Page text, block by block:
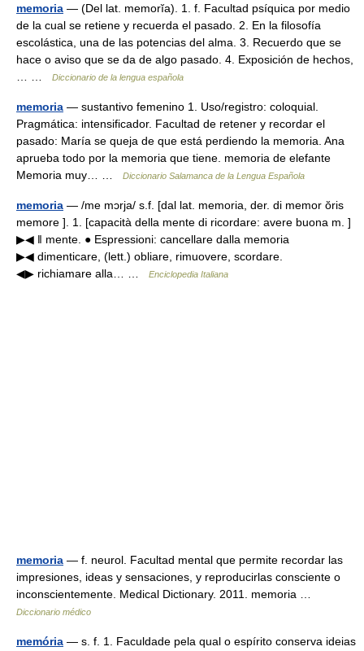
memoria — (Del lat. memorĭa). 1. f. Facultad psíquica por medio
de la cual se retiene y recuerda el pasado. 2. En la filosofía
escolástica, una de las potencias del alma. 3. Recuerdo que se
hace o aviso que se da de algo pasado. 4. Exposición de hechos,
Diccionario de la lengua española
memoria — sustantivo femenino 1. Uso/registro: coloquial.
Pragmática: intensificador. Facultad de retener y recordar el
pasado: María se queja de que está perdiendo la memoria. Ana
aprueba todo por la memoria que tiene. memoria de elefante
Memoria muy… …
Diccionario Salamanca de la Lengua Española
memoria — /me mɔrja/ s.f. [dal lat. memoria, der. di memor ŏris
memore ]. 1. [capacità della mente di ricordare: avere buona m. ]
▶◀ ‖ mente. ● Espressioni: cancellare dalla memoria
▶◀ dimenticare, (lett.) obliare, rimuovere, scordare.
◀▶ richiamare alla… …
Enciclopedia Italiana
memoria — f. neurol. Facultad mental que permite recordar las
impresiones, ideas y sensaciones, y reproducirlas consciente o
inconscientemente. Medical Dictionary. 2011. memoria …
Diccionario médico
memória — s. f. 1. Faculdade pela qual o espírito conserva ideias